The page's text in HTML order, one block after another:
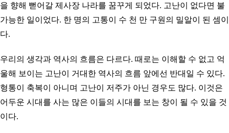
을 향해 뻗어갈 제사장 나라를 꿈꾸게 되었다. 고난이 없다면 불
가능한 일이었다. 한 명의 고통이 수 천 만 구원의 밀알이 된 셈이
다.
우리의 생각과 역사의 흐름은 다르다. 때로는 이해할 수 없고 억
울해 보이는 고난이 거대한 역사의 흐름 앞에선 반대일 수 있다.
형통이 축복이 아니며 고난이 저주가 아닌 경우도 많다. 이것은
어두운 시대를 사는 많은 이들의 시대를 보는 창이 될 수 있을 것
이다.